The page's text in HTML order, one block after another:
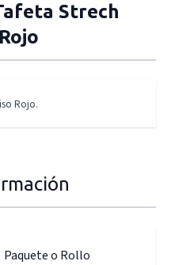
Strech
Rojo.
Paquete o Rollo